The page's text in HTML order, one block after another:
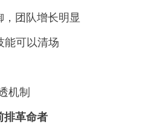
，团队增长明显
能可以清场
机制
排革命者